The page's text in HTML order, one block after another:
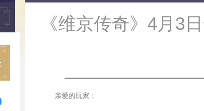
《维京传奇》4月3
亲爱的玩家：